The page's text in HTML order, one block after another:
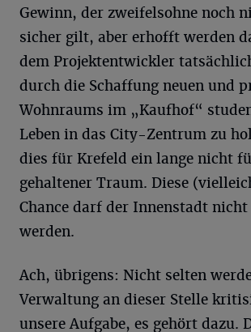
Gewinn, der zweifelsohne noch
sicher gilt, aber erhofft werden
dem Projektentwickler
durch die Schaffung neuen und
Wohnraums im „Kaufhof“
Leben in das City-Zentrum zu
dies für Krefeld ein lange nicht
gehaltener Traum. Diese
Chance darf der Innenstadt nicht
werden.
Ach, übrigens: Nicht selten
Verwaltung an dieser Stelle
unsere Aufgabe, es gehört dazu.